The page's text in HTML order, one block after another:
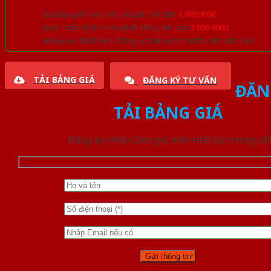
Quà tặng đồ nội thất trang trí lên đến 1.000.000đ
Giảm trực tiếp khi mua đơn hàng lớn hơn 3.000.000đ
Nhiều ưu đãi lớn khi đăng ký tài khoản thành viên thân thiết
TẢI BẢNG GIÁ ĐĂNG KÝ TƯ VẤN
TẢI BẢNG GIÁ
Đăng ký nhận báo giá mới nhất từ chúng tôi